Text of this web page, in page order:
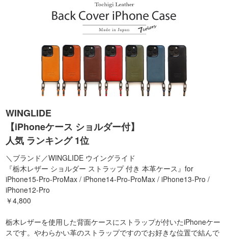
WINGLIDE
【iPhoneケース ショルダー付】
人気 ランキング 1位
＼ブランド／WINGLIDE ウイングライド
『栃木レザー ショルダー ストラップ 付き 本革ケース』for
iPhone15-Pro-ProMax / iPhone14-Pro-ProMax / iPhone13-Pro /
iPhone12-Pro
￥4,800
栃木レザーを使用した背面ケースにストラップが付いたiPhoneケー
スです。やわらかい革のストラップですのでお好きな位置で結んで